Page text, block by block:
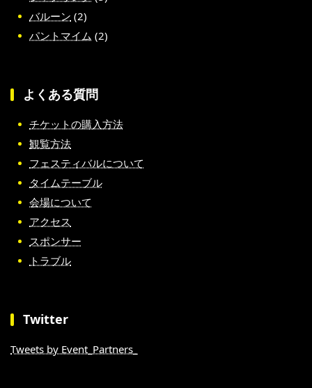
バルーン (2)
パントマイム (2)
よくある質問
チケットの購入方法
観覧方法
フェスティバルについて
タイムテーブル
会場について
アクセス
スポンサー
トラブル
Twitter
Tweets by Event_Partners_